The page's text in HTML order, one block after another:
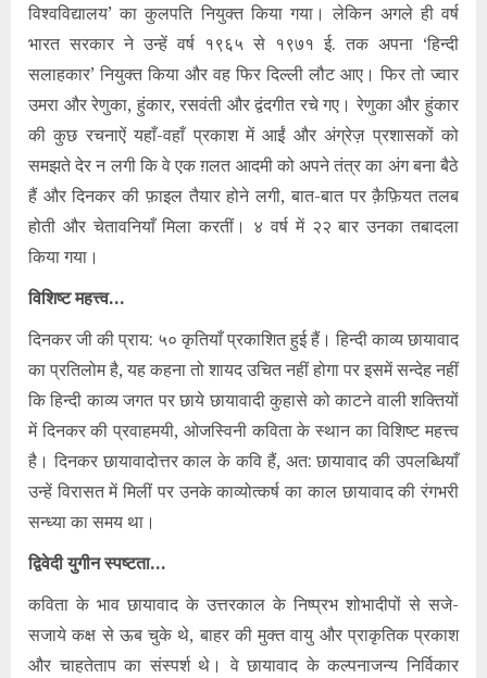
विश्वविद्यालय’ का कुलपति नियुक्त किया गया। लेकिन अगले ही वर्ष
भारत सरकार ने उन्हें वर्ष १९६५ से १९७१ ई. तक अपना ‘हिन्दी
सलाहकार’ नियुक्त किया और वह फिर दिल्ली लौट आए। फिर तो ज्वार
उमरा और रेणुका, हुंकार, रसवंती और द्वंदगीत रचे गए। रेणुका और हुंकार
की कुछ रचनाऐं यहाँ-वहाँ प्रकाश में आईं और अंग्रेज़ प्रशासकों को
समझते देर न लगी कि वे एक ग़लत आदमी को अपने तंत्र का अंग बना बैठे
हैं और दिनकर की फ़ाइल तैयार होने लगी, बात-बात पर क़ैफ़ियत तलब
होती और चेतावनियाँ मिला करतीं। ४ वर्ष में २२ बार उनका तबादला
किया गया।
विशिष्ट महत्त्व…
दिनकर जी की प्राय: ५० कृतियाँ प्रकाशित हुई हैं। हिन्दी काव्य छायावाद
का प्रतिलोम है, यह कहना तो शायद उचित नहीं होगा पर इसमें सन्देह नहीं
कि हिन्दी काव्य जगत पर छाये छायावादी कुहासे को काटने वाली शक्तियों
में दिनकर की प्रवाहमयी, ओजस्विनी कविता के स्थान का विशिष्ट महत्त्व
है। दिनकर छायावादोत्तर काल के कवि हैं, अत: छायावाद की उपलब्धियाँ
उन्हें विरासत में मिलीं पर उनके काव्योत्कर्ष का काल छायावाद की रंगभरी
सन्ध्या का समय था।
द्विवेदी युगीन स्पष्टता…
कविता के भाव छायावाद के उत्तरकाल के निष्प्रभ शोभादीपों से सजे-
सजाये कक्ष से ऊब चुके थे, बाहर की मुक्त वायु और प्राकृतिक प्रकाश
और चाहतेताप का संस्पर्श थे। वे छायावाद के कल्पनाजन्य निर्विकार